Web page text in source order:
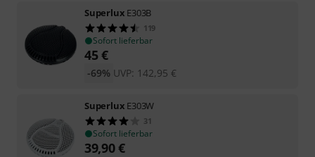
Superlux E303B
119
Sofort lieferbar
45€
UVP: 142,95 €
-69%
Superlux E303W
31
Sofort lieferbar
39,90€